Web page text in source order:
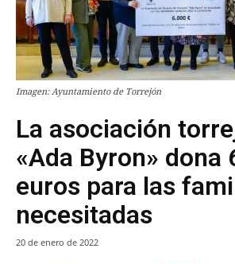
Imagen: Ayuntamiento de Torrejón
La asociación
«Ada Byron» dona
euros para las
necesitadas
20 de enero de 2022